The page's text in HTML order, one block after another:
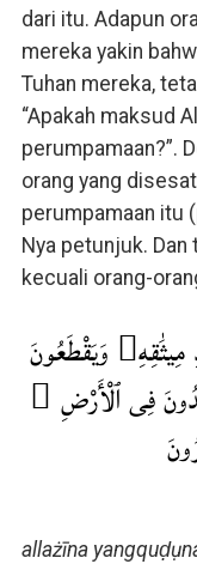
dari itu. Adapun
mereka yakin
Tuhan mereka,
“Apakah maksud
perumpamaan?”.
orang yang
perumpamaan itu
Nya petunjuk. Dan
kecuali orang-
وَيَقْطَعُونَ
فِى ٱلْأَرْضِ
allażīna